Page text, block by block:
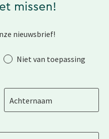
missen!
nieuwsbrief!
Niet van toepassing
Achternaam